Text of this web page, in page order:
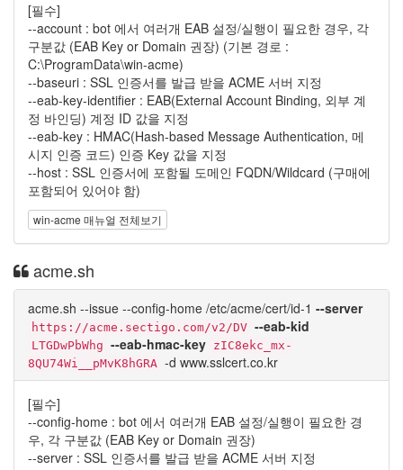
[필수]
--account : bot 에서 여러개 EAB 설정/실행이 필요한 경우, 각
구분값 (EAB Key or Domain 권장) (기본 경로 :
C:\ProgramData\win-acme)
--baseuri : SSL 인증서를 발급 받을 ACME 서버 지정
--eab-key-identifier : EAB(External Account Binding, 외부 계
정 바인딩) 계정 ID 값을 지정
--eab-key : HMAC(Hash-based Message Authentication, 메
시지 인증 코드) 인증 Key 값을 지정
--host : SSL 인증서에 포함될 도메인 FQDN/Wildcard (구매에
포함되어 있어야 함)
win-acme 매뉴얼 전체보기
acme.sh
acme.sh --issue --config-home /etc/acme/cert/id-1 --server
https://acme.sectigo.com/v2/DV --eab-kid
LTGDwPbWhg --eab-hmac-key zIC8ekc_mx-
8QU74Wi__pMvK8hGRA -d www.sslcert.co.kr
[필수]
--config-home : bot 에서 여러개 EAB 설정/실행이 필요한 경
우, 각 구분값 (EAB Key or Domain 권장)
--server : SSL 인증서를 발급 받을 ACME 서버 지정